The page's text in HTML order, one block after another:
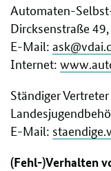
Automaten-
Dircksenstraße
E-Mail:
Internet:
Ständiger
E-Mail:
(Fehl-)Verhalten